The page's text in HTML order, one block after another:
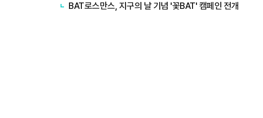
BAT로스만스, 지구의 날 기념 '꽃BAT' 캠페인 전개